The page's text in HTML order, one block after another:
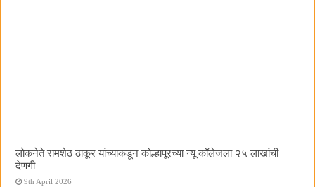
लोकनेते रामशेठ ठाकूर यांच्याकडून कोल्हापूरच्या न्यू कॉलेजला २५ लाखांची
देणगी
9th April 2026